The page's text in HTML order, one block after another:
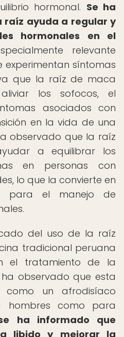
hormonal. Se ha
raíz ayuda a regular y
hormonales en el
relevante
experimentan síntomas
que la raíz de maca
los sofocos, el
asociados con
en la vida de una
observado que la raíz
a equilibrar los
en personas con
lo que la convierte en
para el manejo de
del uso de la raíz
tradicional peruana
el tratamiento de la
ha observado que esta
un afrodisíaco
hombres como para
ha informado que
libido y mejorar la